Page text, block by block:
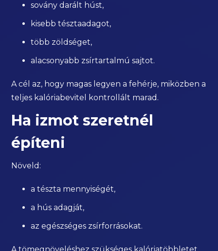
sovány darált húst,
kisebb tésztaadagot,
több zöldséget,
alacsonyabb zsírtartalmú sajtot.
A cél az, hogy magas legyen a fehérje, miközben a
teljes kalóriabevitel kontrollált marad.
Ha izmot szeretnél
építeni
Növeld:
a tészta mennyiségét,
a hús adagját,
az egészséges zsírforrásokat.